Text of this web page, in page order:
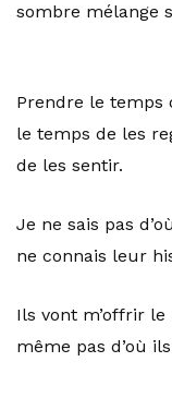
sombre mélange
Prendre le temps
le temps de les
de les sentir.
Je ne sais pas
ne connais leur
Ils vont m’offrir
même pas d’où